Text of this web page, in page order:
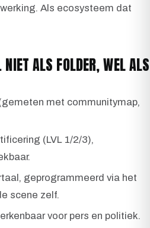
Als ecosysteem dat
ALS FOLDER, WEL ALS
met communitymap,
(LVL 1/2/3),
geprogrammeerd via het
scene zelf.
voor pers en politiek.